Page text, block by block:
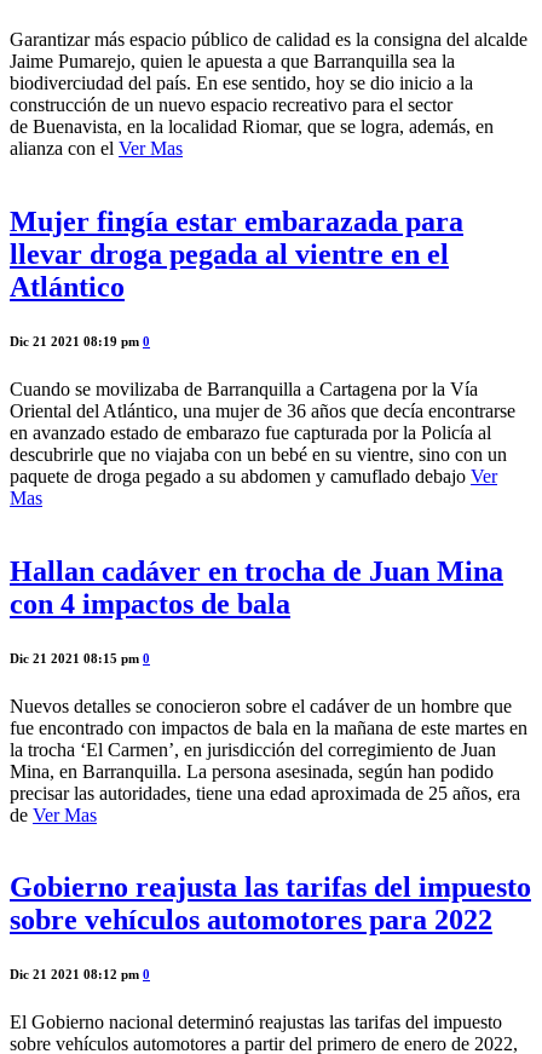
Garantizar más espacio público de calidad es la consigna del alcalde
Jaime Pumarejo, quien le apuesta a que Barranquilla sea la
biodiverciudad del país. En ese sentido, hoy se dio inicio a la
construcción de un nuevo espacio recreativo para el sector
de Buenavista, en la localidad Riomar, que se logra, además, en
alianza con el Ver Mas
Mujer fingía estar embarazada para
llevar droga pegada al vientre en el
Atlántico
Dic 21 2021 08:19 pm 0
Cuando se movilizaba de Barranquilla a Cartagena por la Vía
Oriental del Atlántico, una mujer de 36 años que decía encontrarse
en avanzado estado de embarazo fue capturada por la Policía al
descubrirle que no viajaba con un bebé en su vientre, sino con un
paquete de droga pegado a su abdomen y camuflado debajo Ver
Mas
Hallan cadáver en trocha de Juan Mina
con 4 impactos de bala
Dic 21 2021 08:15 pm 0
Nuevos detalles se conocieron sobre el cadáver de un hombre que
fue encontrado con impactos de bala en la mañana de este martes en
la trocha ‘El Carmen’, en jurisdicción del corregimiento de Juan
Mina, en Barranquilla. La persona asesinada, según han podido
precisar las autoridades, tiene una edad aproximada de 25 años, era
de Ver Mas
Gobierno reajusta las tarifas del impuesto
sobre vehículos automotores para 2022
Dic 21 2021 08:12 pm 0
El Gobierno nacional determinó reajustas las tarifas del impuesto
sobre vehículos automotores a partir del primero de enero de 2022,